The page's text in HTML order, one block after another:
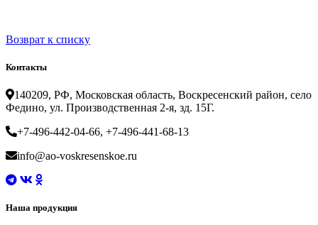
Возврат к списку
Контакты
140209, РФ, Московская область, Воскресенский район, село
Федино, ул. Производственная 2-я, зд. 15Г.
+7-496-442-04-66, +7-496-441-68-13
info@ao-voskresenskoe.ru
Наша продукция